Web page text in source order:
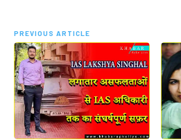
PREVIOUS ARTICLE